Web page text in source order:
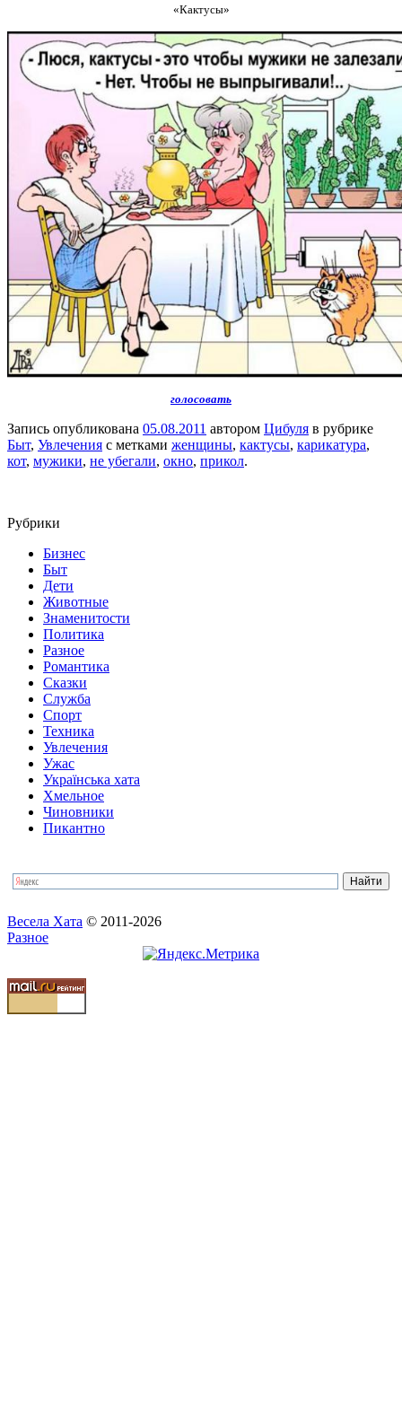
«Кактусы»
голосовать
Запись опубликована 05.08.2011 автором Цибуля в рубрике
Быт, Увлечения с метками женщины, кактусы, карикатура,
кот, мужики, не убегали, окно, прикол.
Рубрики
Бизнес
Быт
Дети
Животные
Знаменитости
Политика
Разное
Романтика
Сказки
Служба
Спорт
Техника
Увлечения
Ужас
Українська хата
Хмельное
Чиновники
Пикантно
Весела Хата © 2011-2026
Разное